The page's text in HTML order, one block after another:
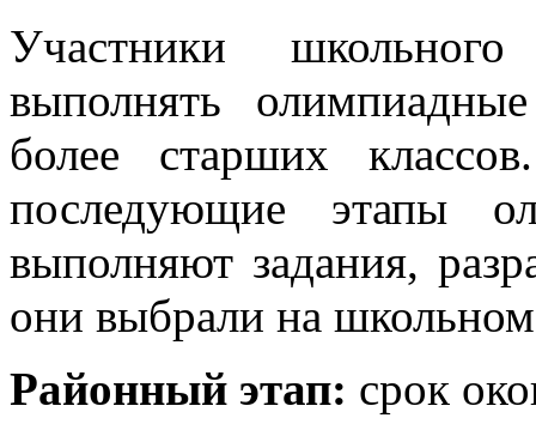
Участники
выполнять
более старших
последующие этапы
выполняют задания,
они выбрали на
Районный этап: срок